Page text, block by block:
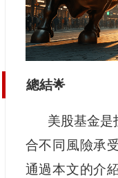
總結🌟
美股基金是
合不同風險承
通過本文的介